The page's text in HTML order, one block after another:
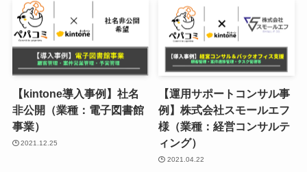
【kintone導入事例】社名
非公開（業種：電子図書館
事業）
2021.12.25
【運用サポートコンサル事
例】株式会社スモールエフ
様（業種：経営コンサルテ
ィング）
2021.04.22